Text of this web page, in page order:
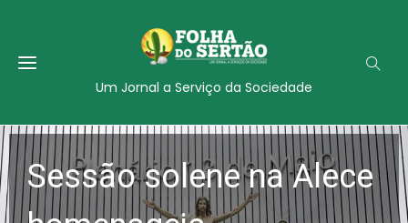
Um Jornal a Serviço da Sociedade
Sessão solene na Alece